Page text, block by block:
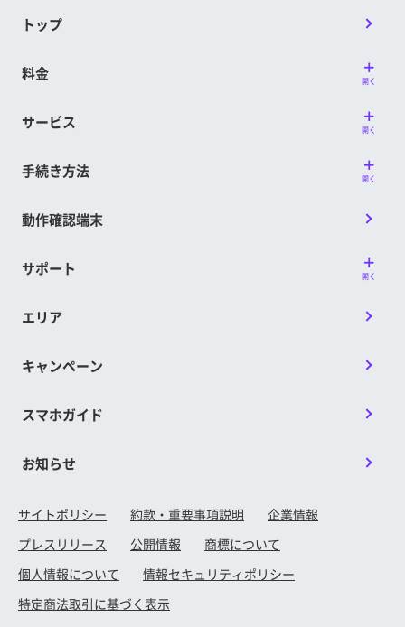
トップ
料金 開く
サービス 開く
手続き方法 開く
動作確認端末
サポート 開く
エリア
キャンペーン
スマホガイド
お知らせ
サイトポリシー 約款・重要事項説明
企業情報
プレスリリース
公開情報
商標について
個人情報について
情報セキュリティポリシー
特定商法取引に基づく表示